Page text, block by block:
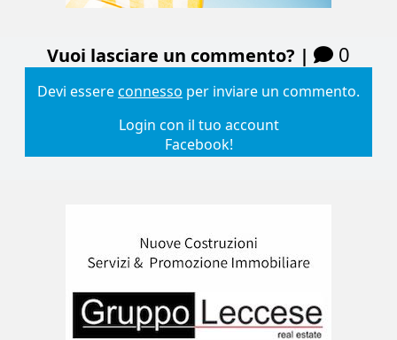
Vuoi lasciare un commento? | 0
Devi essereconnesso per inviare un commento.
Login con il tuo account
Facebook!